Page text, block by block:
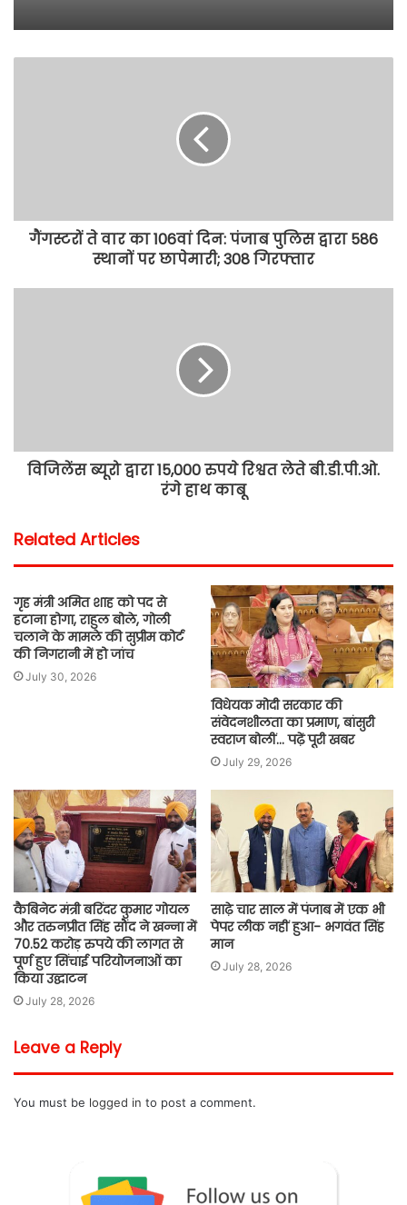
गैंगस्टरों ते वार का 106वां दिन: पंजाब पुलिस द्वारा 586
स्थानों पर छापेमारी; 308 गिरफ्तार
विजिलेंस ब्यूरो द्वारा 15,000 रुपये रिश्वत लेते बी.डी.पी.ओ.
रंगे हाथ काबू
Related Articles
गृह मंत्री अमित शाह को पद से
हटाना होगा, राहुल बोले, गोली
चलाने के मामले की सुप्रीम कोर्ट
की निगरानी में हो जांच
July 30, 2026
विधेयक मोदी सरकार की
संवेदनशीलता का प्रमाण, बांसुरी
स्वराज बोलीं… पढ़ें पूरी खबर
July 29, 2026
कैबिनेट मंत्री बरिंदर कुमार गोयल
और तरुनप्रीत सिंह सौंद ने खन्ना में
70.52 करोड़ रुपये की लागत से
पूर्ण हुए सिंचाई परियोजनाओं का
किया उद्घाटन
July 28, 2026
साढ़े चार साल में पंजाब में एक भी
पेपर लीक नहीं हुआ- भगवंत सिंह
मान
July 28, 2026
Leave a Reply
You must be logged in to post a comment.